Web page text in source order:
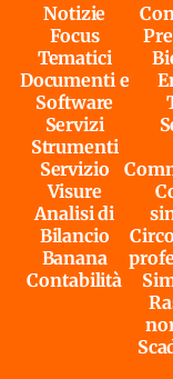
Notizie
Focus
Tematici
Documenti e
Software
Servizi
Strumenti
Servizio
Visure
Analisi di
Bilancio
Banana
Contabilità